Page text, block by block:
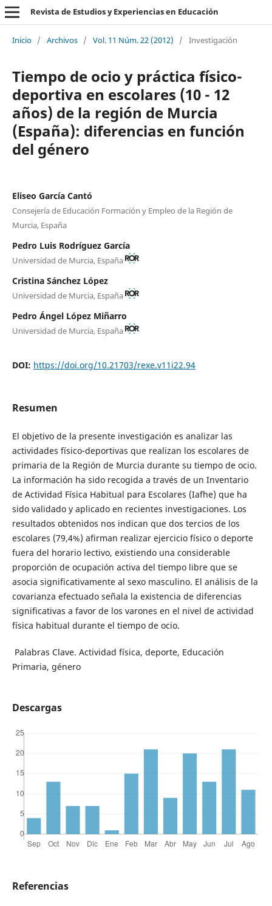
Revista de Estudios y Experiencias en Educación
Inicio / Archivos / Vol. 11 Núm. 22 (2012) / Investigación
Tiempo de ocio y práctica físico-
deportiva en escolares (10 - 12
años) de la región de Murcia
(España): diferencias en función
del género
Eliseo García Cantó
Consejería de Educación Formación y Empleo de la Región de
Murcia, España
Pedro Luis Rodríguez García
Universidad de Murcia, España
Cristina Sánchez López
Universidad de Murcia, España
Pedro Ángel López Miñarro
Universidad de Murcia, España
DOI: https://doi.org/10.21703/rexe.v11i22.94
Resumen
El objetivo de la presente investigación es analizar las
actividades físico-deportivas que realizan los escolares de
primaria de la Región de Murcia durante su tiempo de ocio.
La información ha sido recogida a través de un Inventario
de Actividad Física Habitual para Escolares (Iafhe) que ha
sido validado y aplicado en recientes investigaciones. Los
resultados obtenidos nos indican que dos tercios de los
escolares (79,4%) afirman realizar ejercicio físico o deporte
fuera del horario lectivo, existiendo una considerable
proporción de ocupación activa del tiempo libre que se
asocia significativamente al sexo masculino. El análisis de la
covarianza efectuado señala la existencia de diferencias
significativas a favor de los varones en el nivel de actividad
física habitual durante el tiempo de ocio.
Palabras Clave. Actividad física, deporte, Educación
Primaria, género
Descargas
Referencias